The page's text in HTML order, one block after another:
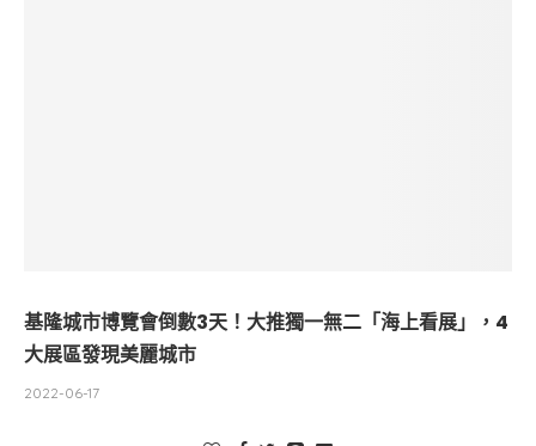
基隆城市博覽會倒數3天！大推獨一無二「海上看展」，4
大展區發現美麗城市
2022-06-17